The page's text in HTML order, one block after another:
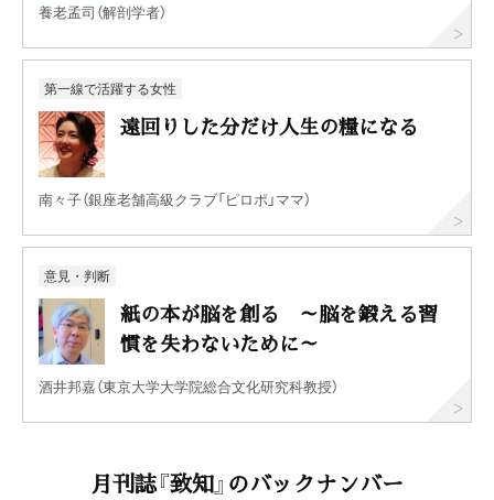
養老孟司（解剖学者）
第一線で活躍する女性
遠回りした分だけ人生の糧になる
南々子（銀座老舗高級クラブ「ピロポ」ママ）
意見・判断
紙の本が脳を創る ～脳を鍛える習
慣を失わないために～
酒井邦嘉（東京大学大学院総合文化研究科教授）
月刊誌『致知』のバックナンバー